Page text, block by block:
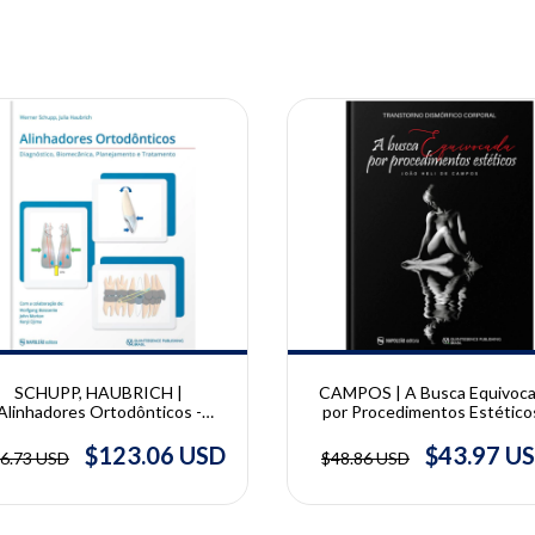
SCHUPP, HAUBRICH |
Ortodônticos -
e Tratamento | Julia
Haubrich, Werner Schupp
USD $123.06 USD
CAMPOS | A Busca
por Procedimentos
João Heli de Campos
$48.86 USD $43.97